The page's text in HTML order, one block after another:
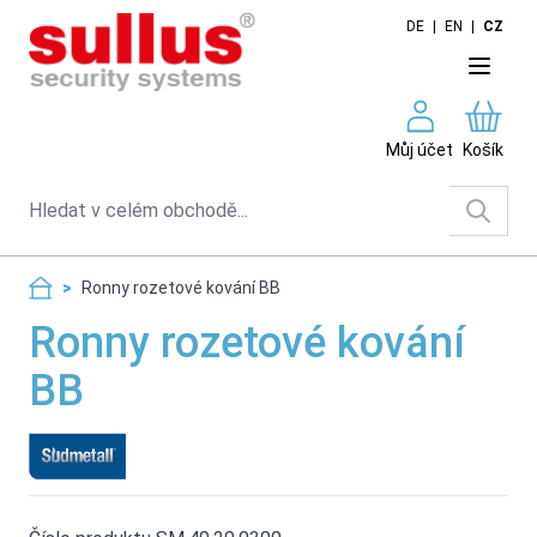
Skip to Content
DE EN CZ
Můj účet Košík
Search
> Ronny rozetové kování BB
Ronny rozetové kování
BB